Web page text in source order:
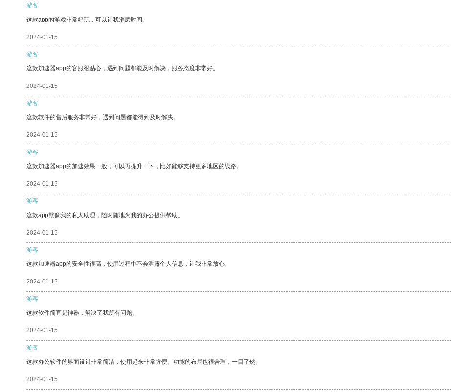
游客
这款app的游戏非常好玩，可以让我消磨时间。
2024-01-15
游客
这款加速器app的客服很贴心，遇到问题都能及时解决，服务态度非常好。
2024-01-15
游客
这款软件的售后服务非常好，遇到问题都能得到及时解决。
2024-01-15
游客
这款加速器app的加速效果一般，可以再提升一下，比如能够支持更多地区的线路。
2024-01-15
游客
这款app就像我的私人助理，随时随地为我的办公提供帮助。
2024-01-15
游客
这款加速器app的安全性很高，使用过程中不会泄露个人信息，让我非常放心。
2024-01-15
游客
这款软件简直是神器，解决了我所有问题。
2024-01-15
游客
这款办公软件的界面设计非常简洁，使用起来非常方便。功能的布局也很合理，一目了然。
2024-01-15